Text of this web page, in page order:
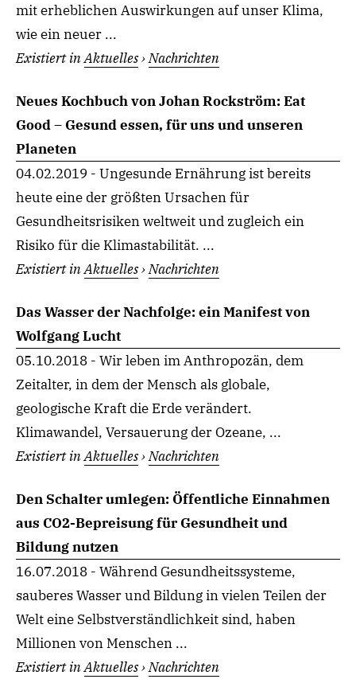
mit erheblichen Auswirkungen auf unser Klima,
wie ein neuer ...
Existiert inAktuelles›Nachrichten
Neues Kochbuch von Johan Rockström: Eat
Good – Gesund essen, für uns und unseren
Planeten
04.02.2019 - Ungesunde Ernährung ist bereits
heute eine der größten Ursachen für
Gesundheitsrisiken weltweit und zugleich ein
Risiko für die Klimastabilität. ...
Existiert inAktuelles›Nachrichten
Das Wasser der Nachfolge: ein Manifest von
Wolfgang Lucht
05.10.2018 - Wir leben im Anthropozän, dem
Zeitalter, in dem der Mensch als globale,
geologische Kraft die Erde verändert.
Klimawandel, Versauerung der Ozeane, ...
Existiert inAktuelles›Nachrichten
Den Schalter umlegen: Öffentliche Einnahmen
aus CO2-Bepreisung für Gesundheit und
Bildung nutzen
16.07.2018 - Während Gesundheitssysteme,
sauberes Wasser und Bildung in vielen Teilen der
Welt eine Selbstverständlichkeit sind, haben
Millionen von Menschen ...
Existiert inAktuelles›Nachrichten